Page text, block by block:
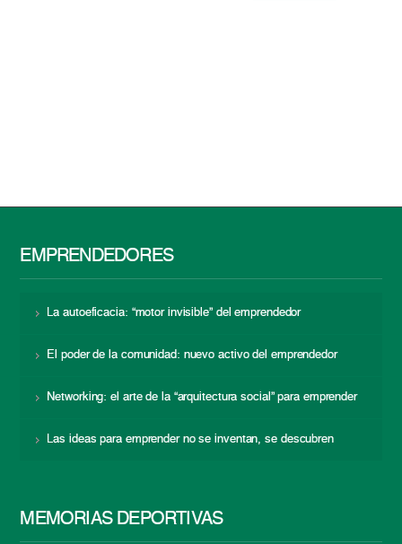
EMPRENDEDORES
La autoeficacia: “motor invisible” del emprendedor
El poder de la comunidad: nuevo activo del emprendedor
Networking: el arte de la “arquitectura social” para emprender
Las ideas para emprender no se inventan, se descubren
MEMORIAS DEPORTIVAS